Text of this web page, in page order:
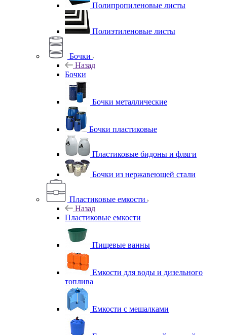
Полипропиленовые листы
Полиэтиленовые листы
Бочки
Назад
Бочки
Бочки металлические
Бочки пластиковые
Пластиковые бидоны и фляги
Бочки из нержавеющей стали
Пластиковые емкости
Назад
Пластиковые емкости
Пищевые ванны
Емкости для воды и дизельного
топлива
Емкости с мешалками